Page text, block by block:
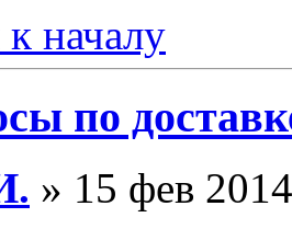
началу
по
» 15 фев